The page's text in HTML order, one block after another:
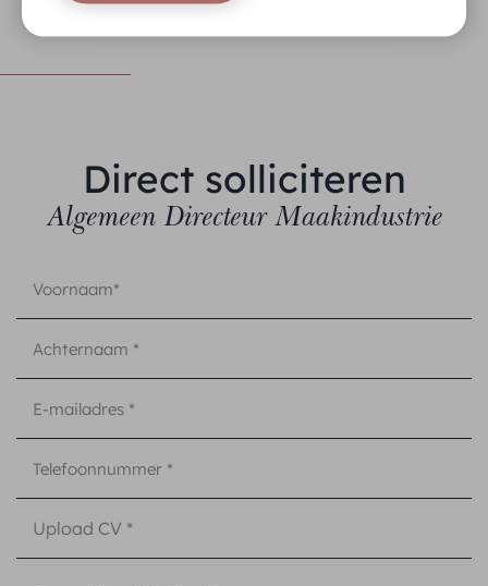
Direct solliciteren
Algemeen Directeur Maakindustrie
Upload CV *